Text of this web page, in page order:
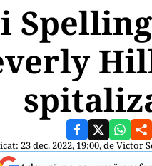
23 dec. 2022, 19:00, deVictor